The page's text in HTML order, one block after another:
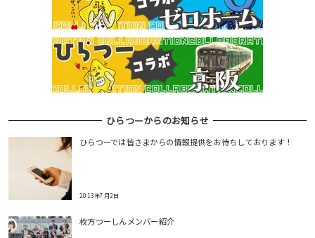
ひらつーからのお知らせ
ひらつーでは皆さまからの情報提供をお待ちしております！
2013年7月2日
枚方つーしんメンバー紹介